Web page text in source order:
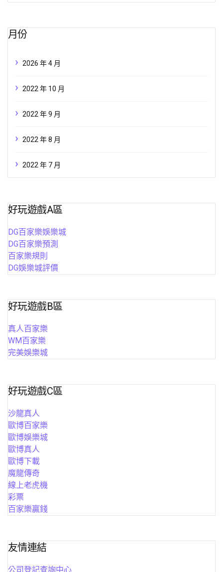
月份
2026 年 4 月
2022 年 10 月
2022 年 9 月
2022 年 8 月
2022 年 7 月
好玩遊戲A區
DG百家樂娛樂城
DG百家樂預測
百家樂規則
DG娛樂城評價
好玩遊戲B區
真人百家樂
WM百家樂
完美娛樂城
好玩遊戲C區
沙龍真人
歐博百家樂
歐博娛樂城
歐博真人
歐博下載
魔龍傳奇
線上老虎機
彩票
百家樂贏錢
友情連結
公司登記查詢中心